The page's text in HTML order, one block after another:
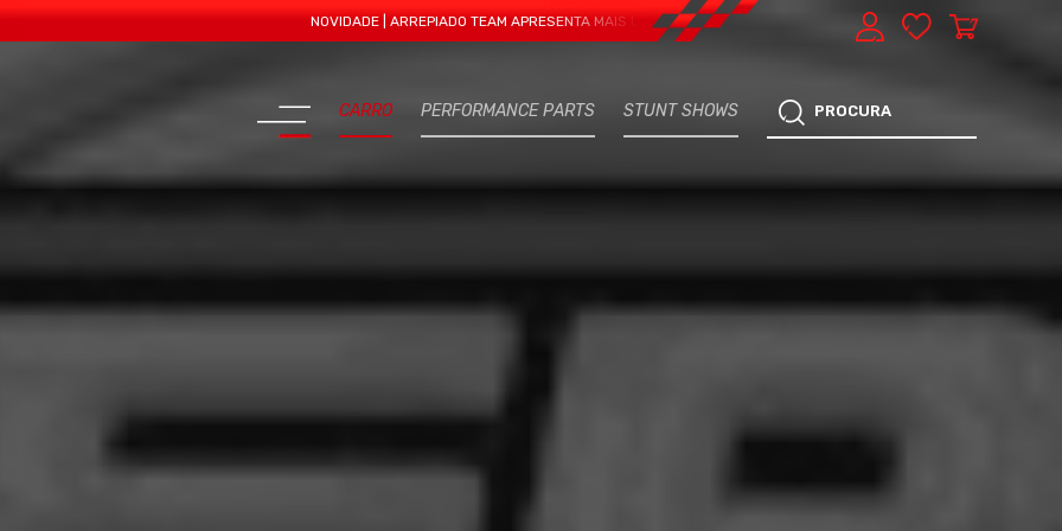
NOVIDADE | ARREPIADO TEAM APRESENTA MAIS UMA VERTENTE - EXPRESS CAR SERVICE, MANUTENÇÃO DO TEU CARRO -
CARRO PERFORMANCE PARTS STUNT SHOWS